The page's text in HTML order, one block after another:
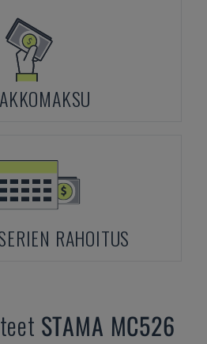
RAHOITUS
STAMA MC526